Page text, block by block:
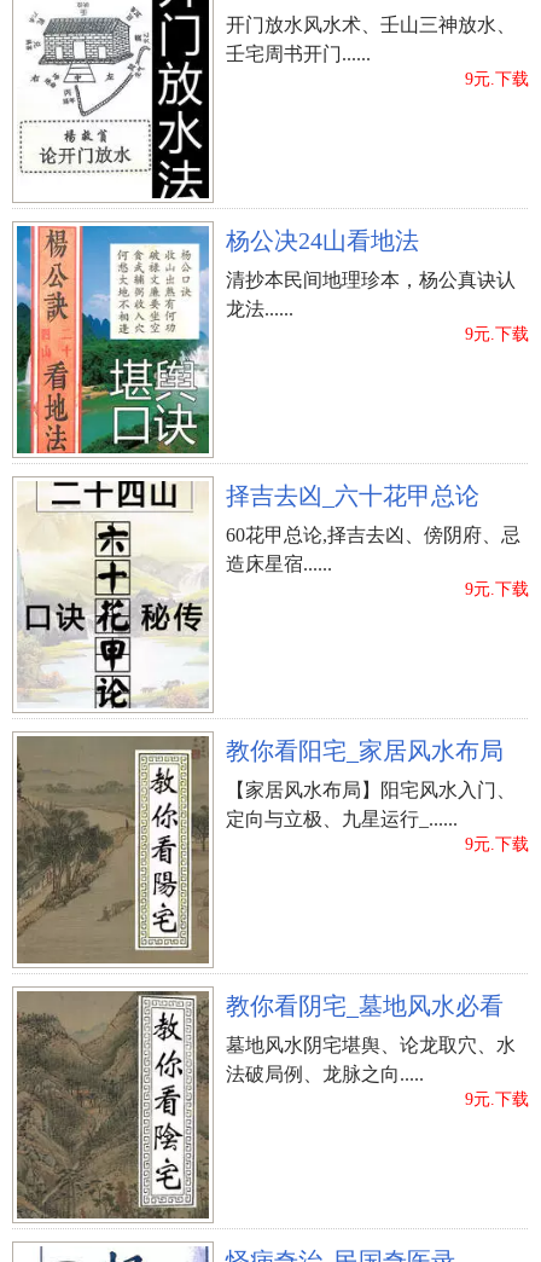
开门放水风水术、壬山三神放水、
壬宅周书开门......
9元.下载
杨公决24山看地法
清抄本民间地理珍本，杨公真诀认
龙法......
9元.下载
择吉去凶_六十花甲总论
60花甲总论,择吉去凶、傍阴府、忌
造床星宿......
9元.下载
教你看阳宅_家居风水布局
【家居风水布局】阳宅风水入门、
定向与立极、九星运行_......
9元.下载
教你看阴宅_墓地风水必看
墓地风水阴宅堪舆、论龙取穴、水
法破局例、龙脉之向.....
9元.下载